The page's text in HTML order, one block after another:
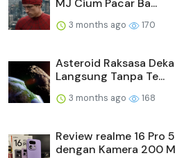
MJ Cium Pacar Ba...
3 months ago 170
Asteroid Raksasa
Langsung Tanpa Te...
3 months ago 168
Review realme 16 Pro
dengan Kamera 200